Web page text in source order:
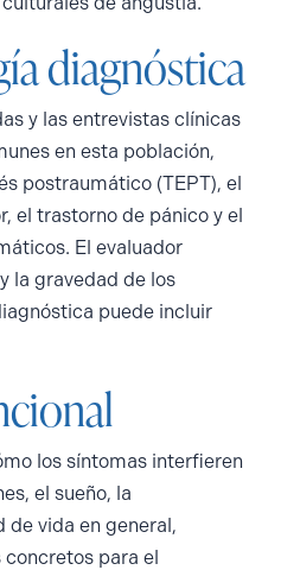
diagnóstica
y las entrevistas clínicas
en esta población,
postraumático (TEPT), el
el trastorno de pánico y el
El evaluador
la gravedad de los
puede incluir
los síntomas interfieren
el sueño, la
de vida en general,
para el